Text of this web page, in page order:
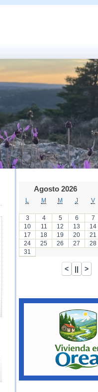
Agosto 2026
M M J V
3
4 5 6 7
10
11 12 13 14
17
18 19 20 21
24
25 26 27 28
31